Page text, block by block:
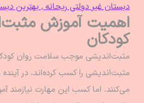
دبستان غیر دولتی ریحانه , بهترین
اهمیت آموزش
کودکان
مثبت‌اندیشی موجب سلامت روان
مثبت‌اندیشی را کسب کرده‌اند، در
می‌کنند. اما کسب این مهارت نیازمند